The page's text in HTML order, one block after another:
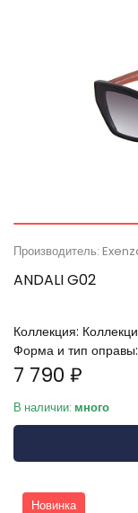
Производитель:
ANDALI G02
Коллекция:
Форма и тип оправы:
7 790 ₽
В наличии: много
Новинка